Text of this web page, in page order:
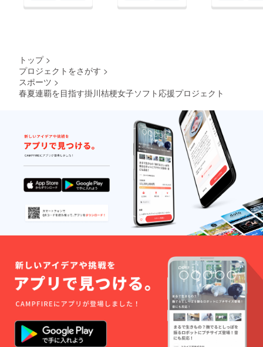
トップ >
プロジェクトをさがす >
スポーツ >
春夏連覇を目指す掛川桔梗女子ソフト応援プロジェクト